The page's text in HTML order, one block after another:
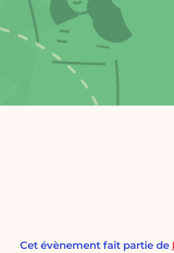
Cet évènement fait partie de